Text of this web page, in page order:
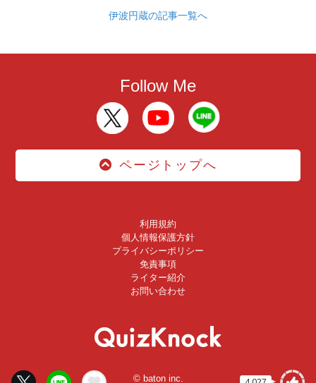
伊波円蔵の記事一覧へ
Follow Me
ページトップへ
利用規約
個人情報保護方針
プライバシーポリシー
免責事項
ライター紹介
お問い合わせ
© baton inc.